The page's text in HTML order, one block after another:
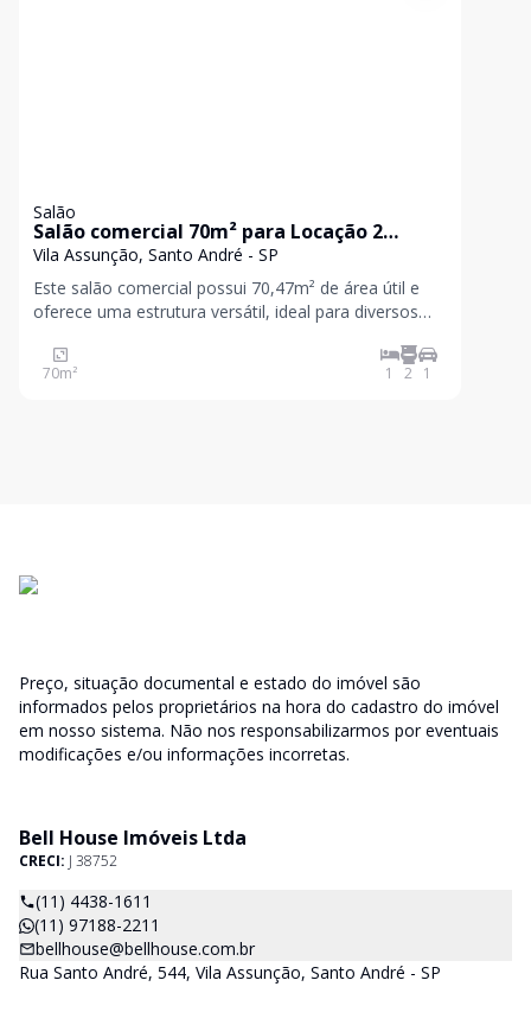
Salão
Salão comercial 70m² para Locação 2
banheiro e 1 vaga - Vila Assunção,Santo
André,SP
Vila Assunção, Santo André - SP
Este salão comercial possui 70,47m² de área útil e
oferece uma estrutura versátil, ideal para diversos
imóvel está cercado por grande fluxo de pessoas e
ampla infraestrutura da região, com fácil acesso
70m² 1 2 1
Preço, situação documental e estado do imóvel são
informados pelos proprietários na hora do cadastro do imóvel
em nosso sistema. Não nos responsabilizarmos por eventuais
modificações e/ou informações incorretas.
Bell House Imóveis Ltda
CRECI: J 38752
(11) 4438-1611
(11) 97188-2211
bellhouse@bellhouse.com.br
Rua Santo André, 544, Vila Assunção, Santo André - SP